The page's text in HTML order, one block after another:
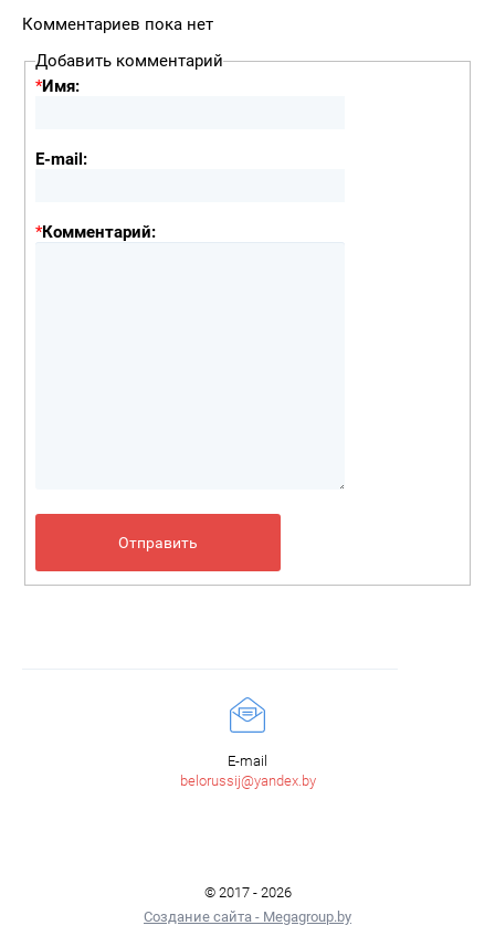
Комментариев пока нет
Добавить комментарий
*Имя:
E-mail:
*Комментарий:
E-mail
belorussij@yandex.by
© 2017 - 2026
Создание сайта - Megagroup.by